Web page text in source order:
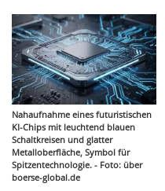
Nahaufnahme eines futuristischen
KI-Chips mit leuchtend blauen
Schaltkreisen und glatter
Metalloberfläche, Symbol für
Spitzentechnologie. - Foto: über
boerse-global.de